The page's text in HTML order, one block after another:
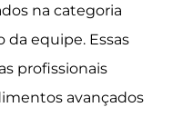
na categoria
da equipe. Essas
profissionais
avançados